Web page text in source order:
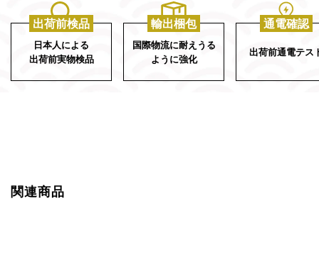
出荷前検品
日本人による
出荷前実物検品
輸出梱包
国際物流に耐えうる
ように強化
通電確認
出荷前通電テス
関連商品